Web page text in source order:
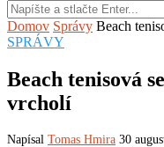
Domov Správy Beach
SPRÁVY
Beach tenisová
vrcholí
Napísal Tomas Hmira 30